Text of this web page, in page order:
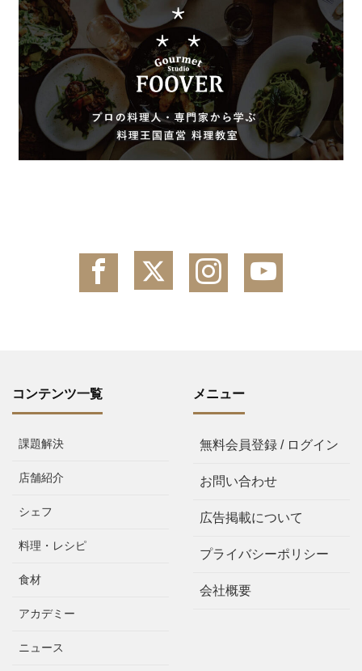
コンテンツ一覧
課題解決
店舗紹介
シェフ
料理・レシピ
食材
アカデミー
ニュース
メニュー
無料会員登録 / ログイン
お問い合わせ
広告掲載について
プライバシーポリシー
会社概要